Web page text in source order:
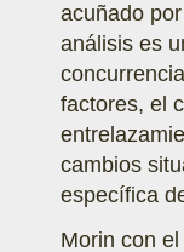
acuñado
análisis es
factores, el
cambios
específica
Morin con el